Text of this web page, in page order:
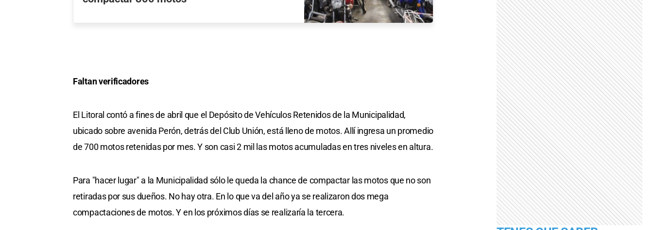
Faltan verificadores
El Litoral contó a fines de abril que el Depósito de Vehículos Retenidos de la Municipalidad,
ubicado sobre avenida Perón, detrás del Club Unión, está lleno de motos. Allí ingresa un promedio
de 700 motos retenidas por mes. Y son casi 2 mil las motos acumuladas en tres niveles en altura.
Para "hacer lugar" a la Municipalidad sólo le queda la chance de compactar las motos que no son
retiradas por sus dueños. No hay otra. En lo que va del año ya se realizaron dos mega
compactaciones de motos. Y en los próximos días se realizaría la tercera.